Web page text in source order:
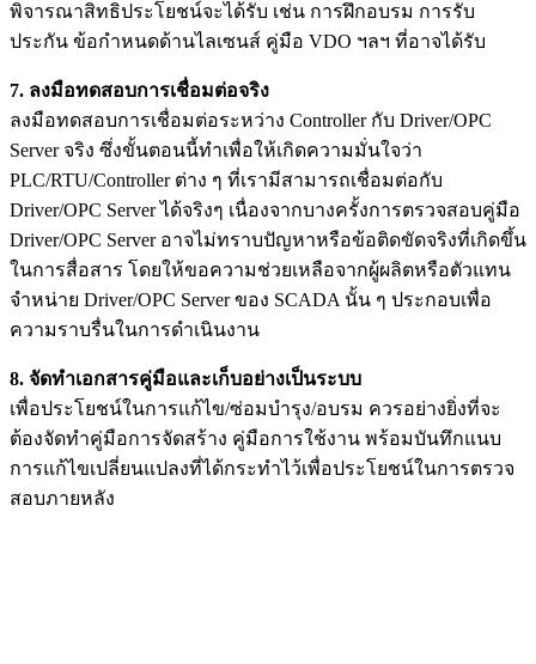
พิจารณาสิทธิประโยชน์จะได้รับ เช่น การฝึกอบรม การรับ
ประกัน ข้อกำหนดด้านไลเซนส์ คู่มือ VDO ฯลฯ ที่อาจได้รับ
7. ลงมือทดสอบการเชื่อมต่อจริง
ลงมือทดสอบการเชื่อมต่อระหว่าง Controller กับ Driver/OPC
Server จริง ซึ่งขั้นตอนนี้ทำเพื่อให้เกิดความมั่นใจว่า
PLC/RTU/Controller ต่าง ๆ ที่เรามีสามารถเชื่อมต่อกับ
Driver/OPC Server ได้จริงๆ เนื่องจากบางครั้งการตรวจสอบคู่มือ
Driver/OPC Server อาจไม่ทราบปัญหาหรือข้อติดขัดจริงที่เกิดขึ้น
ในการสื่อสาร โดยให้ขอความช่วยเหลือจากผู้ผลิตหรือตัวแทน
จำหน่าย Driver/OPC Server ของ SCADA นั้น ๆ ประกอบเพื่อ
ความราบรื่นในการดำเนินงาน
8. จัดทำเอกสารคู่มือและเก็บอย่างเป็นระบบ
เพื่อประโยชน์ในการแก้ไข/ซ่อมบำรุง/อบรม ควรอย่างยิ่งที่จะ
ต้องจัดทำคู่มือการจัดสร้าง คู่มือการใช้งาน พร้อมบันทึกแนบ
การแก้ไขเปลี่ยนแปลงที่ได้กระทำไว้เพื่อประโยชน์ในการตรวจ
สอบภายหลัง